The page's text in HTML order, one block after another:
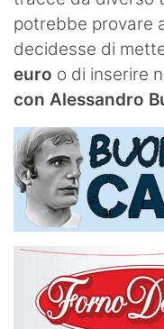
potrebbe provare
decidesse di
euro o di inserire
con Alessandro